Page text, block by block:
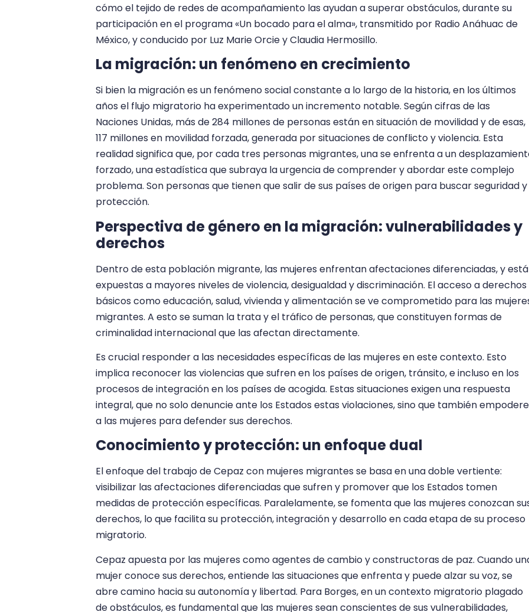
cómo el tejido de redes de acompañamiento las ayudan a superar obstáculos, durante su
participación en el programa «Un bocado para el alma», transmitido por Radio Anáhuac de
México, y conducido por Luz Marie Orcie y Claudia Hermosillo.
La migración: un fenómeno en crecimiento
Si bien la migración es un fenómeno social constante a lo largo de la historia, en los últimos
años el flujo migratorio ha experimentado un incremento notable. Según cifras de las
Naciones Unidas, más de 284 millones de personas están en situación de movilidad y de esas,
117 millones en movilidad forzada, generada por situaciones de conflicto y violencia. Esta
realidad significa que, por cada tres personas migrantes, una se enfrenta a un
forzado, una estadística que subraya la urgencia de comprender y abordar este complejo
problema. Son personas que tienen que salir de sus países de origen para buscar seguridad y
protección.
Perspectiva de género en la migración: vulnerabilidades y
derechos
Dentro de esta población migrante, las mujeres enfrentan afectaciones diferenciadas, y
expuestas a mayores niveles de violencia, desigualdad y discriminación. El acceso a derechos
básicos como educación, salud, vivienda y alimentación se ve comprometido para las
migrantes. A esto se suman la trata y el tráfico de personas, que constituyen formas de
criminalidad internacional que las afectan directamente.
Es crucial responder a las necesidades específicas de las mujeres en este contexto. Esto
implica reconocer las violencias que sufren en los países de origen, tránsito, e incluso en los
procesos de integración en los países de acogida. Estas situaciones exigen una respuesta
integral, que no solo denuncie ante los Estados estas violaciones, sino que también empodere
a las mujeres para defender sus derechos.
Conocimiento y protección: un enfoque dual
El enfoque del trabajo de Cepaz con mujeres migrantes se basa en una doble vertiente:
visibilizar las afectaciones diferenciadas que sufren y promover que los Estados tomen
medidas de protección específicas. Paralelamente, se fomenta que las mujeres conozcan
derechos, lo que facilita su protección, integración y desarrollo en cada etapa de su proceso
migratorio.
Cepaz apuesta por las mujeres como agentes de cambio y constructoras de paz. Cuando
mujer conoce sus derechos, entiende las situaciones que enfrenta y puede alzar su voz, se
abre camino hacia su autonomía y libertad. Para Borges, en un contexto migratorio plagado
de obstáculos, es fundamental que las mujeres sean conscientes de sus vulnerabilidades,